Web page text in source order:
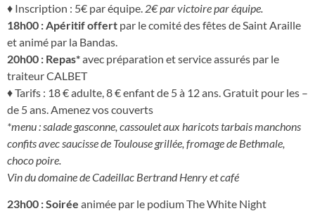
♦ Inscription : 5€ par équipe. 2€ par victoire par équipe.
18h00 : Apéritif offert par le comité des fêtes de Saint Araille
et animé par la Bandas.
20h00 : Repas*avec préparation et service assurés par le
traiteur CALBET
♦ Tarifs : 18 € adulte, 8 € enfant de 5 à 12 ans. Gratuit pour les –
de 5 ans. Amenez vos couverts
*menu : salade gasconne, cassoulet aux haricots tarbais manchons
confits avec saucisse de Toulouse grillée, fromage de Bethmale,
choco poire.
Vin du domaine de Cadeillac Bertrand Henry et café
23h00 : Soirée animée par le podium The White Night